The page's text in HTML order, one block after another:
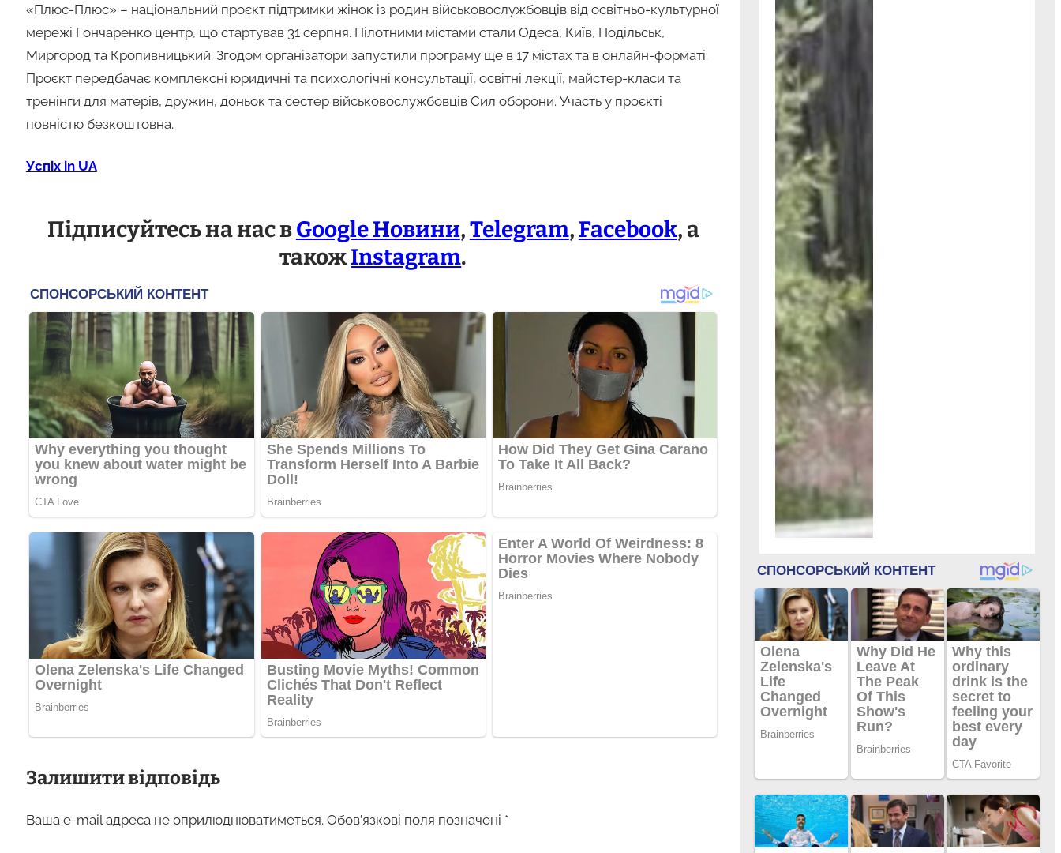
«Плюс-Плюс» – національний проєкт підтримки жінок із родин військовослужбовців від освітньо-культурної
мережі Гончаренко центр, що стартував 31 серпня. Пілотними містами стали Одеса, Київ, Подільськ,
Миргород та Кропивницький. Згодом організатори запустили програму ще в 17 містах та в онлайн-форматі.
Проєкт передбачає комплексні юридичні та психологічні консультації, освітні лекції, майстер-класи та
тренінги для матерів, дружин, доньок та сестер військовослужбовців Сил оборони. Участь у проєкті
повністю безкоштовна.
Успіх in UA
Підписуйтесь на нас вGoogle Новини,Telegram, Facebook, а
такожInstagram.
Залишити відповідь
Ваша e-mail адреса не оприлюднюватиметься. Обов’язкові поля позначені *